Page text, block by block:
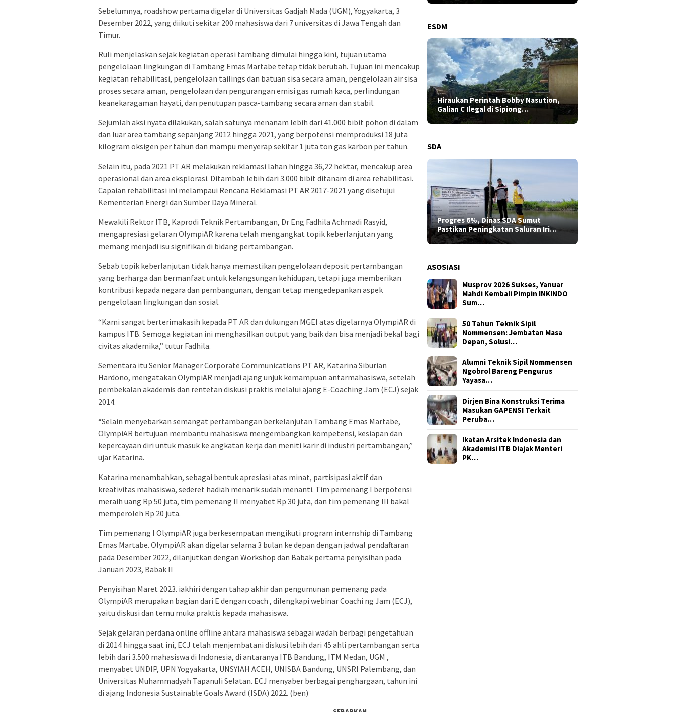
Sebelumnya, roadshow pertama digelar di Universitas Gadjah Mada (UGM), Yogyakarta, 3
Desember 2022, yang diikuti sekitar 200 mahasiswa dari 7 universitas di Jawa Tengah dan
Timur.
Ruli menjelaskan sejak kegiatan operasi tambang dimulai hingga kini, tujuan utama
pengelolaan lingkungan di Tambang Emas Martabe tetap tidak berubah. Tujuan ini mencakup
kegiatan rehabilitasi, pengelolaan tailings dan batuan sisa secara aman, pengelolaan air sisa
proses secara aman, pengelolaan dan pengurangan emisi gas rumah kaca, perlindungan
keanekaragaman hayati, dan penutupan pasca-tambang secara aman dan stabil.
Sejumlah aksi nyata dilakukan, salah satunya menanam lebih dari 41.000 bibit pohon di dalam
dan luar area tambang sepanjang 2012 hingga 2021, yang berpotensi memproduksi 18 juta
kilogram oksigen per tahun dan mampu menyerap sekitar 1 juta ton gas karbon per tahun.
Selain itu, pada 2021 PT AR melakukan reklamasi lahan hingga 36,22 hektar, mencakup area
operasional dan area eksplorasi. Ditambah lebih dari 3.000 bibit ditanam di area rehabilitasi.
Capaian rehabilitasi ini melampaui Rencana Reklamasi PT AR 2017-2021 yang disetujui
Kementerian Energi dan Sumber Daya Mineral.
Mewakili Rektor ITB, Kaprodi Teknik Pertambangan, Dr Eng Fadhila Achmadi Rasyid,
mengapresiasi gelaran OlympiAR karena telah mengangkat topik keberlanjutan yang
memang menjadi isu signifikan di bidang pertambangan.
Sebab topik keberlanjutan tidak hanya memastikan pengelolaan deposit pertambangan
yang berharga dan bermanfaat untuk kelangsungan kehidupan, tetapi juga memberikan
kontribusi kepada negara dan pembangunan, dengan tetap mengedepankan aspek
pengelolaan lingkungan dan sosial.
“Kami sangat berterimakasih kepada PT AR dan dukungan MGEI atas digelarnya OlympiAR di
kampus ITB. Semoga kegiatan ini menghasilkan output yang baik dan bisa menjadi bekal bagi
civitas akademika,” tutur Fadhila.
Sementara itu Senior Manager Corporate Communications PT AR, Katarina Siburian
Hardono, mengatakan OlympiAR menjadi ajang unjuk kemampuan antarmahasiswa, setelah
pembekalan akademis dan rentetan diskusi praktis melalui ajang E-Coaching Jam (ECJ) sejak
2014.
“Selain menyebarkan semangat pertambangan berkelanjutan Tambang Emas Martabe,
OlympiAR bertujuan membantu mahasiswa mengembangkan kompetensi, kesiapan dan
kepercayaan diri untuk masuk ke angkatan kerja dan meniti karir di industri pertambangan,”
ujar Katarina.
Katarina menambahkan, sebagai bentuk apresiasi atas minat, partisipasi aktif dan
kreativitas mahasiswa, sederet hadiah menarik sudah menanti. Tim pemenang I berpotensi
meraih uang Rp 50 juta, tim pemenang II menyabet Rp 30 juta, dan tim pemenang III bakal
memperoleh Rp 20 juta.
Tim pemenang I OlympiAR juga berkesempatan mengikuti program internship di Tambang
Emas Martabe. OlympiAR akan digelar selama 3 bulan ke depan dengan jadwal pendaftaran
pada Desember 2022, dilanjutkan dengan Workshop dan Babak pertama penyisihan pada
Januari 2023, Babak II
Penyisihan Maret 2023. iakhiri dengan tahap akhir dan pengumunan pemenang pada
OlympiAR merupakan bagian dari E dengan coach , dilengkapi webinar Coachi ng Jam (ECJ),
yaitu diskusi dan temu muka praktis kepada mahasiswa.
Sejak gelaran perdana online offline antara mahasiswa sebagai wadah berbagi pengetahuan
di 2014 hingga saat ini, ECJ telah menjembatani diskusi lebih dari 45 ahli pertambangan serta
lebih dari 3.500 mahasiswa di Indonesia, di antaranya ITB Bandung, ITM Medan, UGM ,
menyabet UNDIP, UPN Yogyakarta, UNSYIAH ACEH, UNISBA Bandung, UNSRI Palembang, dan
Universitas Muhammadyah Tapanuli Selatan. ECJ menyaber berbagai penghargaan, tahun ini
di ajang Indonesia Sustainable Goals Award (ISDA) 2022. (ben)
ESDM
Hiraukan Perintah Bobby Nasution,
Galian C Ilegal di Sipiong…
SDA
Progres 6%, Dinas SDA Sumut
Pastikan Peningkatan Saluran Iri…
ASOSIASI
Musprov 2026 Sukses, Yanuar
Mahdi Kembali Pimpin INKINDO
Sum…
50 Tahun Teknik Sipil
Nommensen: Jembatan Masa
Depan, Solusi…
Alumni Teknik Sipil Nommensen
Ngobrol Bareng Pengurus
Yayasa…
Dirjen Bina Konstruksi Terima
Masukan GAPENSI Terkait
Peruba…
Ikatan Arsitek Indonesia dan
Akademisi ITB Diajak Menteri
PK…